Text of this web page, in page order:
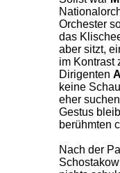
Orchester
das
aber sitzt,
im Kontrast
Dirigenten
keine
eher
Gestus
berühmten
Nach der